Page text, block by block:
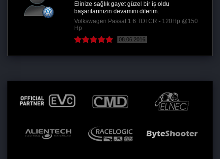
Elinize sağlık gayet güzel bir iş oldu
başarılarınızın devamını dilerim.
Volkswagen Passat 1.6 TDI CR - 120Hp @150
Hp
08.06.2016